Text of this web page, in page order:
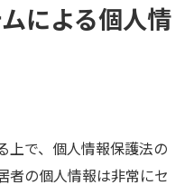
による個人情
上で、個人情報保護法の
者の個人情報は非常にセ